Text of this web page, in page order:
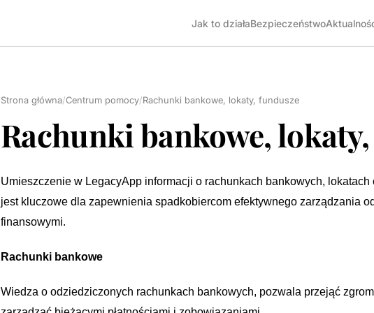
Jak to działaBezpieczeństwo
Strona główna/Centrum pomocy/Rachunki bankowe, lokaty, fundusze
Rachunki bankowe,
Umieszczenie w LegacyApp informacji o rachunkach bankowych,
jest kluczowe dla zapewnienia spadkobiercom efektywnego zarządzania
finansowymi.
Rachunki bankowe
Wiedza o odziedziczonych rachunkach bankowych, pozwala przejąć